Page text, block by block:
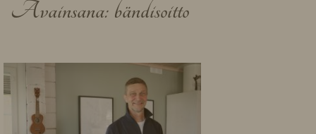
Avainsana: bändisoitto